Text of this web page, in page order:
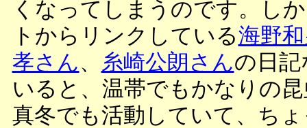
くなってしまうのです。し
トからリンクしている海野
孝さん、 糸崎公朗さんの日
いると、温帯でもかなりの
真冬でも活動していて、ち